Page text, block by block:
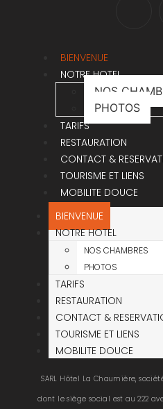
BIENVENUE
NOTRE HOTEL
NOS
PHOTOS
TARIFS
RESTAURATION
CONTACT &
TOURISME ET LIENS
MOBILITE DOUCE
BIENVENUE
NOTRE HOTEL
NOS CHAMBRES
PHOTOS
TARIFS
RESTAURATION
CONTACT &
TOURISME ET LIENS
MOBILITE DOUCE
SARL Hôtel La Chaumière,
dont le siège social est au 222